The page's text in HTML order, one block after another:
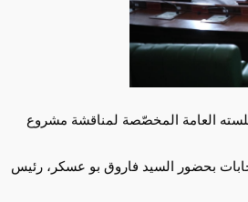
صباح اليوم الاربعاء 6 ديسمبر 2023 أشغال جلسته العامة المخصّصة لمناقشة مشروع
بحضور السيد فاروق بو عسكر، رئيس